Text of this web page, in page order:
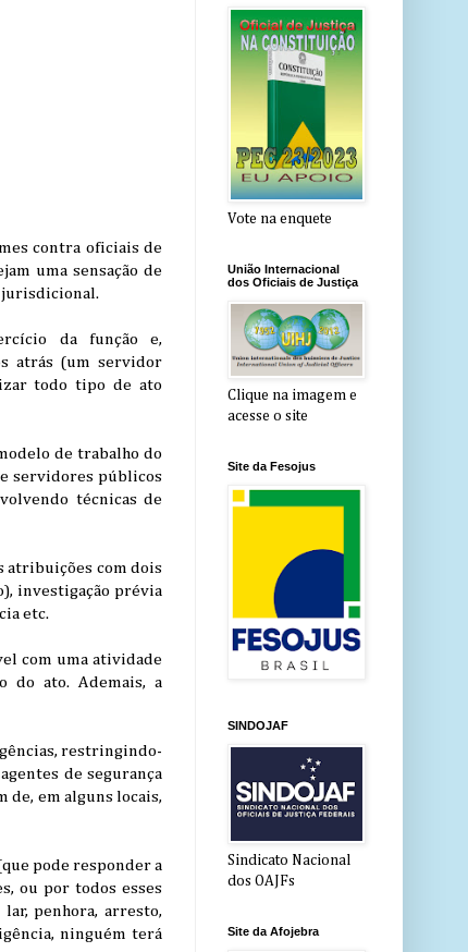
contra oficiais de
uma sensação de
jurisdicional.
da função e,
atrás (um servidor
todo tipo de ato
de trabalho do
servidores públicos
técnicas de
atribuições com dois
investigação prévia
etc.
com uma atividade
do ato. Ademais, a
restringindo-
de segurança
de, em alguns locais,
pode responder a
ou por todos esses
penhora, arresto,
ninguém terá
Vote na enquete
União Internacional
dos Oficiais de Justiça
Clique na imagem e
acesse o site
Site da Fesojus
SINDOJAF
Sindicato Nacional
dos OAJFs
Site da Afojebra